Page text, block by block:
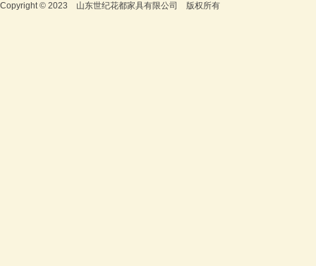
Copyright © 2023 山东世纪花都家具有限公司 版权所有